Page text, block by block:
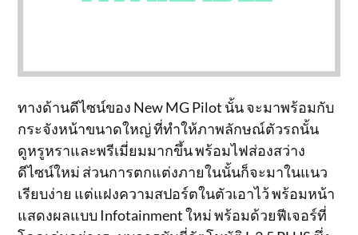
ทางด้านดีไซน์ของ New MG Pilot นั้น จะมาพร้อมกับ
กระจังหน้าขนาดใหญ่ ที่ทำให้ภาพลักษณ์ตัวรถนั้น
ดูหรูหราและพรีเมี่ยมมากขึ้น พร้อมไฟส่องสว่าง
ดีไซน์ใหม่ ส่วนการตกแต่งภายในนั้นก็จะมาในแนว
เรียบง่าย แต่แฝงความสปอร์ตในตัวเอาไว้ พร้อมหน้า
แสดงผลแบบ Infotainment ใหม่ พร้อมด้วยฟีเจอร์ที่